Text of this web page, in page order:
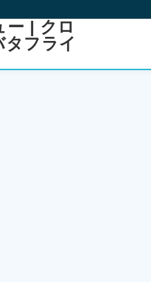
ー | クロ
タフライ